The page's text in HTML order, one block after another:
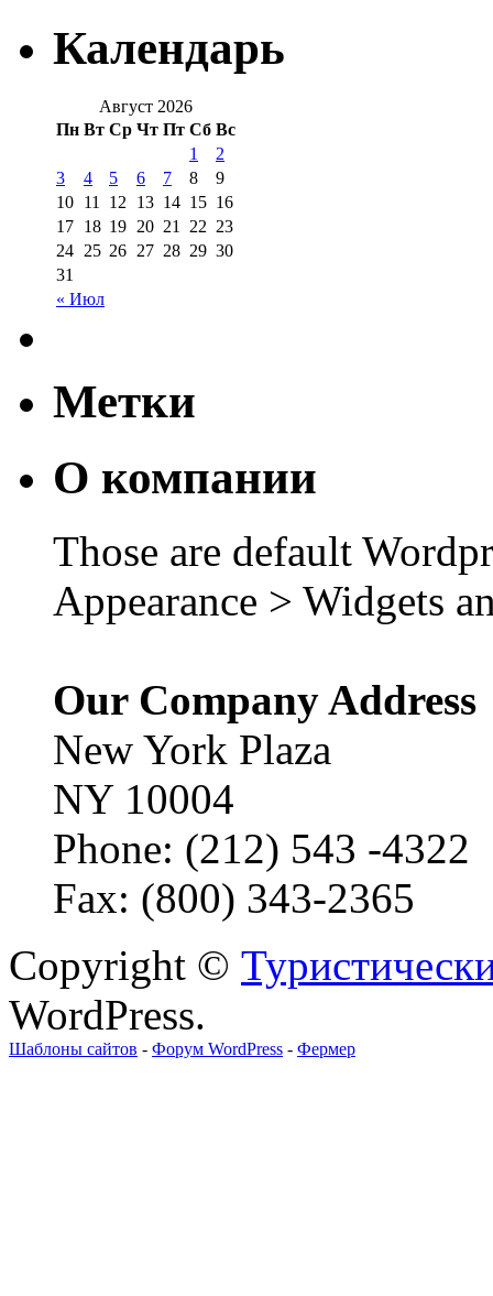
Календарь
Август 2026
Пн Вт Ср Чт Пт Сб Вс
« Июл
1
2
3
4 5 6 7 8
9
10 11 12 13 14 15 16
17 18 19 20 21 22 23
24 25 26 27 28 29 30
31
Метки
О компании
Those are default
Appearance > Widgets
Our Company Address
New York Plaza
NY 10004
Phone: (212) 543 -4322
Fax: (800) 343-2365
Copyright ©
WordPress.
Шаблоны сайтов - Форум WordPress - Фермер